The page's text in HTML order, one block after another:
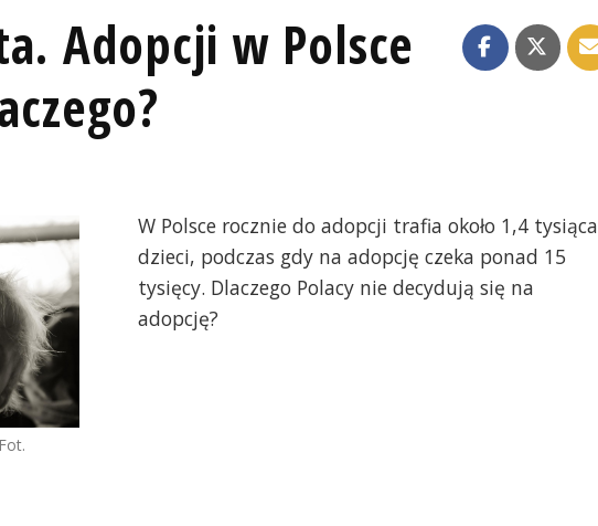
Adopcji w Polsce
W Polsce rocznie do adopcji trafia około 1,4 tysiąca
dzieci, podczas gdy na adopcję czeka ponad 15
tysięcy. Dlaczego Polacy nie decydują się na
adopcję?